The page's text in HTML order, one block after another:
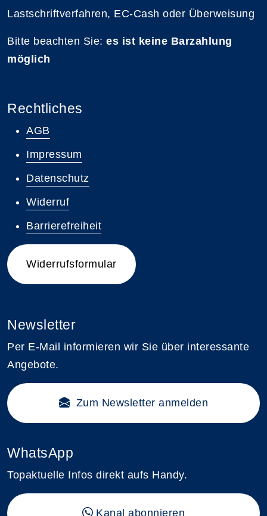
Lastschriftverfahren, EC-Cash oder Überweisung
Bitte beachten Sie: es ist keine Barzahlung
möglich
Rechtliches
AGB
Impressum
Datenschutz
Widerruf
Barrierefreiheit
Widerrufsformular
Newsletter
Per E-Mail informieren wir Sie über interessante
Angebote.
Zum Newsletter anmelden
WhatsApp
Topaktuelle Infos direkt aufs Handy.
Kanal abonnieren